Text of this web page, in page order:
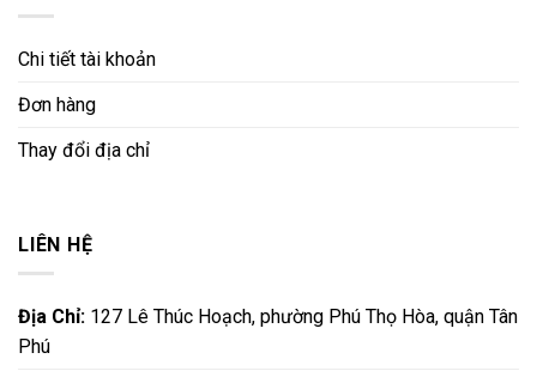
Chi tiết tài khoản
Đơn hàng
Thay đổi địa chỉ
LIÊN HỆ
Địa Chỉ: 127 Lê Thúc Hoạch, phường Phú Thọ Hòa, quận Tân
Phú